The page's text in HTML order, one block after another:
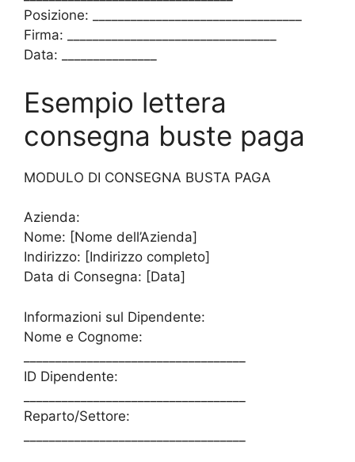
Posizione: _________________________________
Firma: _________________________________
Data: _______________
Esempio lettera
consegna buste paga
MODULO DI CONSEGNA BUSTA PAGA
Azienda:
Nome: [Nome dell’Azienda]
Indirizzo: [Indirizzo completo]
Data di Consegna: [Data]
Informazioni sul Dipendente:
Nome e Cognome:
ID Dipendente:
Reparto/Settore: